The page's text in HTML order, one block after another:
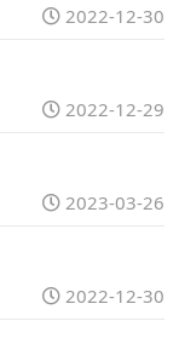
2022-12-30
2022-12-29
2023-03-26
2022-12-30